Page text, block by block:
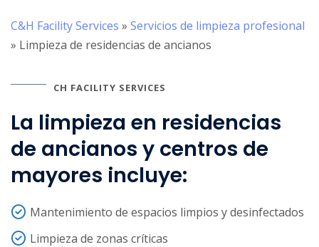
C&H Facility Services » Servicios de limpieza profesional
» Limpieza de residencias de ancianos
CH FACILITY SERVICES
La limpieza en residencias
de ancianos y centros de
mayores incluye:
Mantenimiento de espacios limpios y desinfectados
Limpieza de zonas críticas